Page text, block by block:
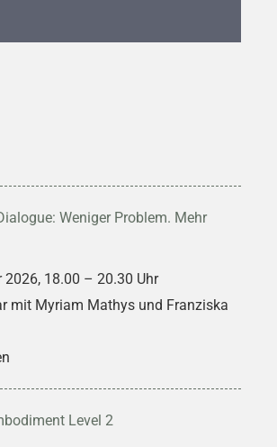
Weniger Problem. Mehr
2026, 18.00 – 20.30 Uhr
mit Myriam Mathys und Franziska
Level 2